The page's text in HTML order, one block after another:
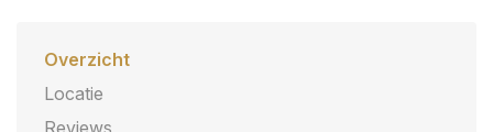
Overzicht
Locatie
Reviews